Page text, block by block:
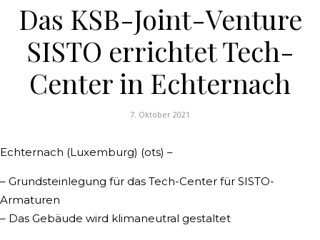
Das KSB-Joint-Venture
SISTO errichtet Tech-
Center in Echternach
7. Oktober 2021
Echternach (Luxemburg) (ots) –
– Grundsteinlegung für das Tech-Center für SISTO-
Armaturen
– Das Gebäude wird klimaneutral gestaltet